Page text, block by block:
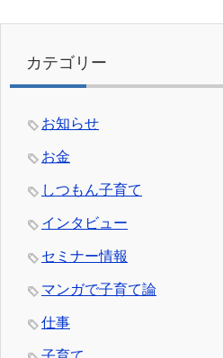
カテゴリー
お知らせ
お金
しつもん子育て
インタビュー
セミナー情報
マンガで子育て論
仕事